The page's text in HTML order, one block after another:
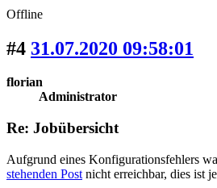
Offline
#4 31.07.2020 09:58:01
florian
Administrator
Re: Jobübersicht
Aufgrund eines Konfigurationsfehlers
stehenden Post nicht erreichbar, dies ist